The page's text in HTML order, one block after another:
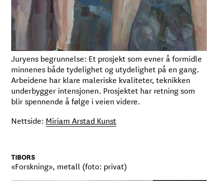
Juryens begrunnelse: Et prosjekt som evner å formidle
minnenes både tydelighet og utydelighet på en gang.
Arbeidene har klare maleriske kvaliteter, teknikken
underbygger intensjonen. Prosjektet har retning som
blir spennende å følge i veien videre.
Nettside: Miriam Arstad Kunst
TIBORS
«Forskning», metall (foto: privat)